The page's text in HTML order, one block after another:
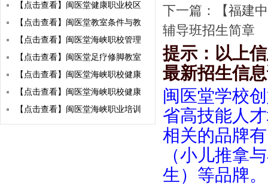
【点击查看】闽医堂健康职业校区
【点击查看】闽医堂教室条件与教
【点击查看】闽医堂海峡职校管理
【点击查看】闽医堂足疗修脚教室
【点击查看】闽医堂海峡职校健康
【点击查看】闽医堂海峡职校健康
【点击查看】闽医堂海峡职业培训
下一篇：
【福建
辅导班招生简章
提示：以上
最新招生信
闽医堂学校
省高技能人
相关的品牌
（小儿推拿
生）等品牌。